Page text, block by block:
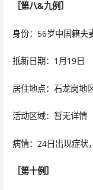
［第八&九例］
身份：56岁中国籍夫
抵新日期：1月19日
居住地点：石龙岗地
活动区域：暂无详情
病情：24日出现症状
［第十例］